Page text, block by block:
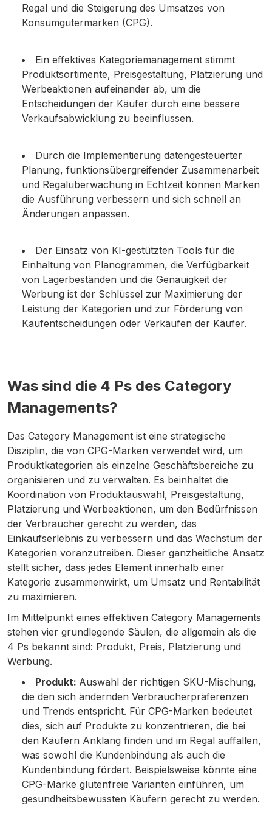
Regal und die Steigerung des Umsatzes von
Konsumgütermarken (CPG).
Ein effektives Kategoriemanagement stimmt
Produktsortimente, Preisgestaltung, Platzierung und
Werbeaktionen aufeinander ab, um die
Entscheidungen der Käufer durch eine bessere
Verkaufsabwicklung zu beeinflussen.
Durch die Implementierung datengesteuerter
Planung, funktionsübergreifender Zusammenarbeit
und Regalüberwachung in Echtzeit können Marken
die Ausführung verbessern und sich schnell an
Änderungen anpassen.
Der Einsatz von KI-gestützten Tools für die
Einhaltung von Planogrammen, die Verfügbarkeit
von Lagerbeständen und die Genauigkeit der
Werbung ist der Schlüssel zur Maximierung der
Leistung der Kategorien und zur Förderung von
Kaufentscheidungen oder Verkäufen der Käufer.
Was sind die 4 Ps des Category
Managements?
Das Category Management ist eine strategische
Disziplin, die von CPG-Marken verwendet wird, um
Produktkategorien als einzelne Geschäftsbereiche zu
organisieren und zu verwalten. Es beinhaltet die
Koordination von Produktauswahl, Preisgestaltung,
Platzierung und Werbeaktionen, um den Bedürfnissen
der Verbraucher gerecht zu werden, das
Einkaufserlebnis zu verbessern und das Wachstum der
Kategorien voranzutreiben. Dieser ganzheitliche Ansatz
stellt sicher, dass jedes Element innerhalb einer
Kategorie zusammenwirkt, um Umsatz und Rentabilität
zu maximieren.
Im Mittelpunkt eines effektiven Category Managements
stehen vier grundlegende Säulen, die allgemein als die
4 Ps bekannt sind: Produkt, Preis, Platzierung und
Werbung.
Produkt: Auswahl der richtigen SKU-Mischung,
die den sich ändernden Verbraucherpräferenzen
und Trends entspricht. Für CPG-Marken bedeutet
dies, sich auf Produkte zu konzentrieren, die bei
den Käufern Anklang finden und im Regal auffallen,
was sowohl die Kundenbindung als auch die
Kundenbindung fördert. Beispielsweise könnte eine
CPG-Marke glutenfreie Varianten einführen, um
gesundheitsbewussten Käufern gerecht zu werden.